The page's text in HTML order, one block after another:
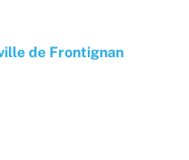
de Frontignan